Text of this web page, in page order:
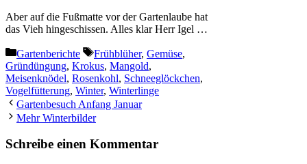
Aber auf die Fußmatte vor der Gartenlaube hat
das Vieh hingeschissen. Alles klar Herr Igel …
Kategorien
Gartenberichte Schlagwörter
Frühblüher, Gemüse,
Gründüngung, Krokus, Mangold,
Meisenknödel, Rosenkohl, Schneeglöckchen,
Vogelfütterung, Winter, Winterlinge
Gartenbesuch Anfang Januar
Mehr Winterbilder
Schreibe einen Kommentar